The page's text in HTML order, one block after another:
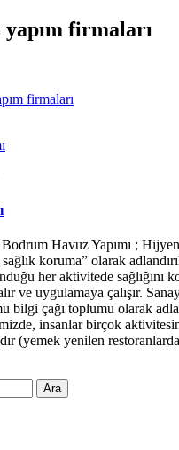
firmaları
firmaları
Havuz Yapımı ;
koruma” olarak
her aktivitede sağlığını
ve uygulamaya çalışır.
bilgi çağı toplumu olarak
insanlar birçok
(yemek yenilen